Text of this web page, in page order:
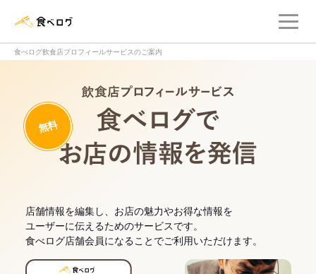
食べログ飲食店プロフィールサービスのご案内
無料
店舗情報を編集し、お店の魅力やお得な情報を
ユーザーに伝えるためのサービスです。
食べログ店舗会員になることでご利用いただけます。